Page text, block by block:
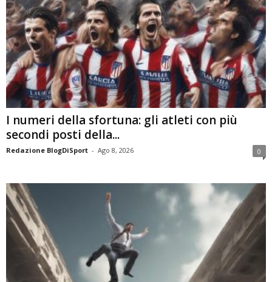
I numeri della sfortuna: gli atleti con più
secondi posti della...
Redazione BlogDiSport - Ago 8, 2026 0